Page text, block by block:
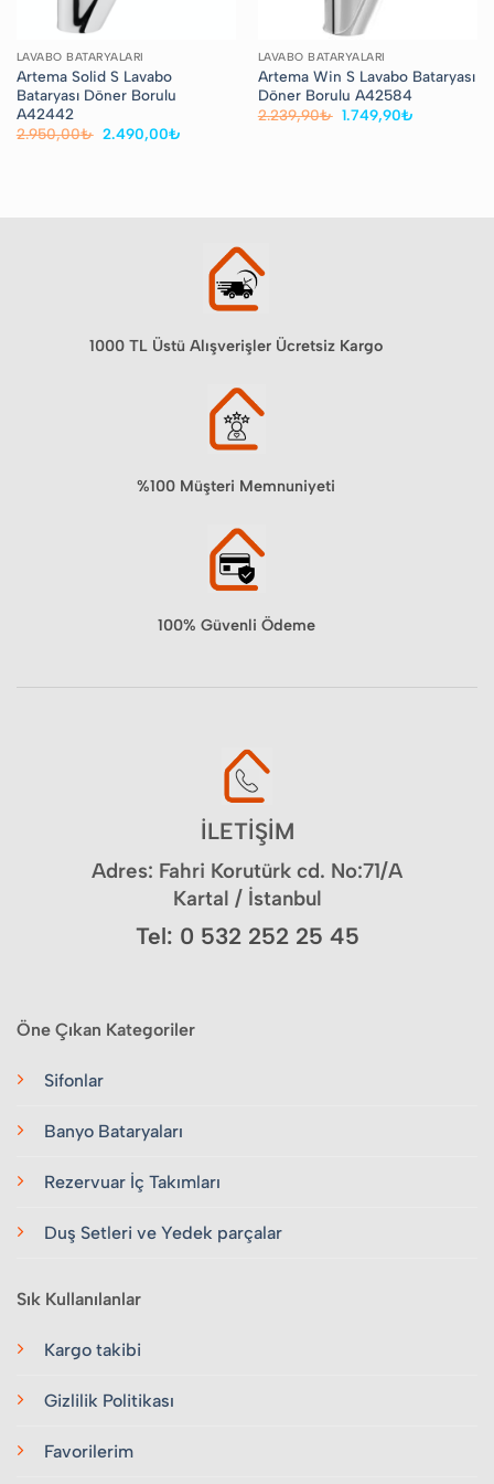
LAVABO BATARYALARI
Artema Solid S Lavabo
Bataryası Döner Borulu
A42442
2.950,00₺ Orijinal
2.490,00₺
LAVABO BATARYALARI
Artema Win S Lavabo Bataryası
Döner Borulu A42584
2.239,90₺ Orijinal
1.749,90₺
1000 TL Üstü Alışverişler Ücretsiz Kargo
%100 Müşteri Memnuniyeti
100% Güvenli Ödeme
İLETİŞİM
Adres: Fahri Korutürk cd. No:71/A
Kartal / İstanbul
Tel: 0 532 252 25 45
Öne Çıkan Kategoriler
Sifonlar
Banyo Bataryaları
Rezervuar İç Takımları
Duş Setleri ve Yedek parçalar
Sık Kullanılanlar
Kargo takibi
Gizlilik Politikası
Favorilerim